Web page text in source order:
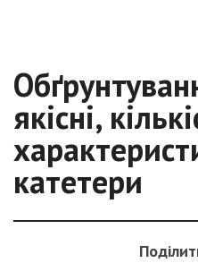
якісні,
катетери